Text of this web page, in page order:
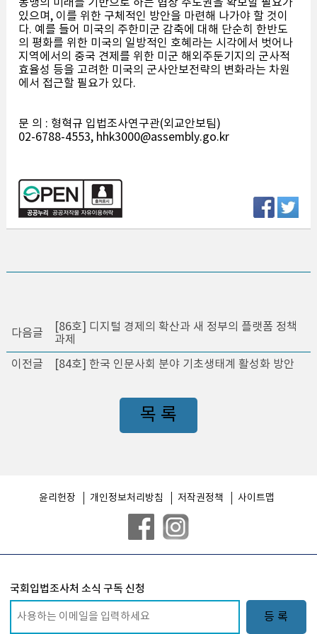
동맹의 미래를 기반으로 하는 협상 주도권을 확보할 필요가
있으며, 이를 위한 구체적인 방안을 마련해 나가야 할 것이
다. 예를 들어 미국의 주한미군 감축에 대해 단순히 한반도
의 평화를 위한 미국의 일방적인 호혜라는 시각에서 벗어나
지역에서의 중국 견제를 위한 미군 해외주둔기지의 군사적
효율성 등을 고려한 미국의 군사안보전략의 변화라는 차원
에서 접근할 필요가 있다.
문 의 : 형혁규 입법조사연구관(외교안보팀)
02-6788-4553, hhk3000@assembly.go.kr
다음글
[86호] 디지털 경제의 확산과 새 정부의 플랫폼 정책
과제
이전글
[84호] 한국 인문사회 분야 기초생태계 활성화 방안
목 록
윤리헌장 개인정보처리방침 저작권정책 사이트맵
국회입법조사처 소식 구독 신청
등 록